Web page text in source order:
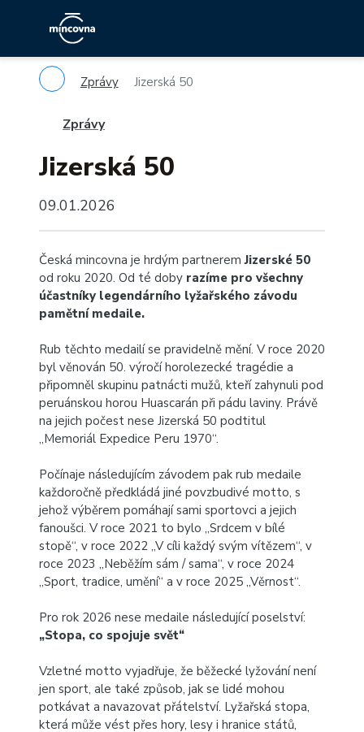
Zprávy Jizerská 50
Zprávy
Jizerská 50
09.01.2026
Česká mincovna je hrdým partneremJizerské 50
od roku 2020. Od té doby razíme pro všechny
účastníky legendárního lyžařského závodu
pamětní medaile.
Rub těchto medailí se pravidelně mění. V roce 2020
byl věnován 50. výročí horolezecké tragédie a
připomněl skupinu patnácti mužů, kteří zahynuli pod
peruánskou horou Huascarán při pádu laviny. Právě
na jejich počest nese Jizerská 50 podtitul
„Memoriál Expedice Peru 1970“.
Počínaje následujícím závodem pak rub medaile
každoročně předkládá jiné povzbudivé motto, s
jehož výběrem pomáhají sami sportovci a jejich
fanoušci. V roce 2021 to bylo „Srdcem v bílé
stopě“, v roce 2022 „V cíli každý svým vítězem“, v
roce 2023 „Neběžím sám / sama“, v roce 2024
„Sport, tradice, umění“ a v roce 2025 „Věrnost“.
Pro rok 2026 nese medaile následující poselství:
„Stopa, co spojuje svět“
Vzletné motto vyjadřuje, že běžecké lyžování není
jen sport, ale také způsob, jak se lidé mohou
potkávat a navazovat přátelství. Lyžařská stopa,
která může vést přes hory, lesy i hranice států,